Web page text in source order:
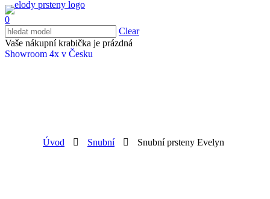
0
Clear
Vaše nákupní krabička je prázdná
Showroom 4x v Česku
Úvod Snubní Snubní prsteny Evelyn